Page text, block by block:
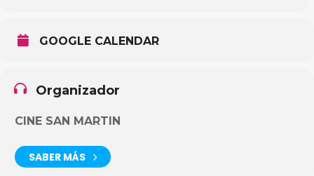
GOOGLE CALENDAR
Organizador
CINE SAN MARTIN
SABER MÁS